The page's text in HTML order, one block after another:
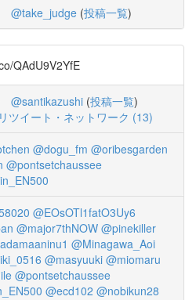
@take_judge (投稿一覧)
QAdU9V2YfE
@santikazushi (投稿一覧)
リツイート・ネットワーク (13)
@dogu_fm @oribesgarden
@pontsetchaussee
@EOsOTl1fatO3Uy6
@major7thNOW @pinekiller
@Minagawa_Aoi
@masyuuki @miomaru
@pontsetchaussee
@ecd102 @nobikun28